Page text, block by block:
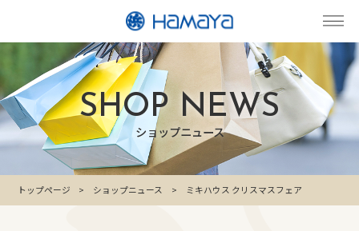
SHOP NEWS
ショップニュース
トップページ ショップニュース ミキハウス クリスマスフェア